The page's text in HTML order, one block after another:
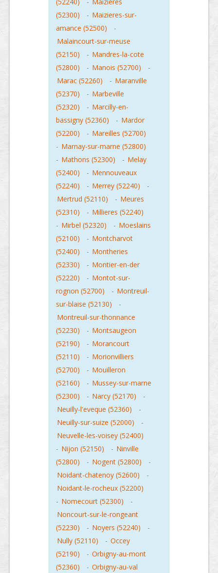
(52300)
- Maizieres-sur-
amance (52500)
-
Malaincourt-sur-meuse
(52150)
- Mandres-la-cote
(52800)
- Manois (52700)
-
Marac (52260)
- Maranville
(52370)
- Marbeville
(52320)
- Marcilly-en-
bassigny (52360)
- Mardor
(52200)
- Mareilles (52700)
- Marnay-sur-marne (52800)
- Mathons (52300) - Melay
(52400)
- Mennouveaux
(52240)
- Merrey (52240)
-
Mertrud (52110)
- Meures
(52310)
- Millieres (52240)
- Mirbel (52320) - Moeslains
(52100)
- Montcharvot
(52400)
- Montheries
(52330)
- Montier-en-der
(52220)
- Montot-sur-
rognon (52700)
- Montreuil-
sur-blaise (52130)
-
Montreuil-sur-thonnance
(52230)
- Montsaugeon
(52190)
- Morancourt
(52110)
- Morionvilliers
(52700)
- Mouilleron
(52160)
- Mussey-sur-marne
(52300)
- Narcy (52170)
-
Neuilly-l'eveque (52360)
-
Neuilly-sur-suize (52000)
-
Neuvelle-les-voisey (52400)
- Nijon (52150) - Ninville
(52800)
- Nogent (52800)
-
Noidant-chatenoy (52600)
-
Noidant-le-rocheux (52200)
- Nomecourt (52300)
-
Noncourt-sur-le-rongeant
(52230)
- Noyers (52240)
-
Nully (52110)
- Occey
(52190)
- Orbigny-au-mont
(52360)
- Orbigny-au-val